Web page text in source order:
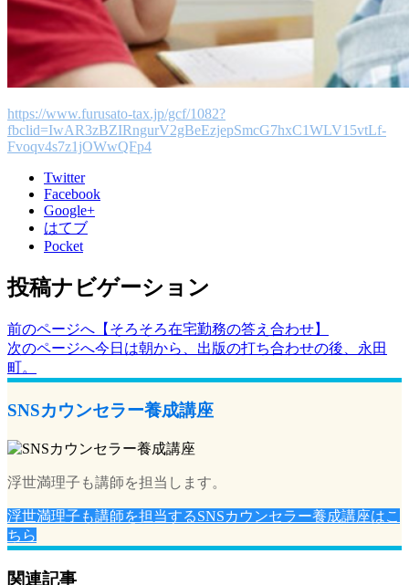
https://www.furusato-tax.jp/gcf/1082?
fbclid=IwAR3zBZIRngurV2gBeEzjepSmcG7hxC1WLV15vtLf-
Fvoqv4s7z1jOWwQFp4
Twitter
Facebook
Google+
はてブ
Pocket
投稿ナビゲーション
前のページへ 【そろそろ在宅勤務の答え合わせ】
次のページへ今日は朝から、出版の打ち合わせの後、永田
町。
SNSカウンセラー養成講座
浮世満理子も講師を担当します。
浮世満理子も講師を担当するSNSカウンセラー養成講座はこ
ちら
関連記事